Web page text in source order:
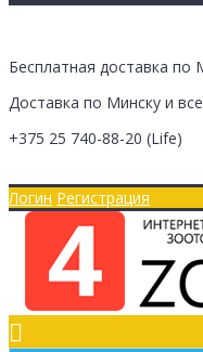
Бесплатная доставка по
Доставка по Минску и
+375 25 740-88-20 (Life)
Логин Регистрация